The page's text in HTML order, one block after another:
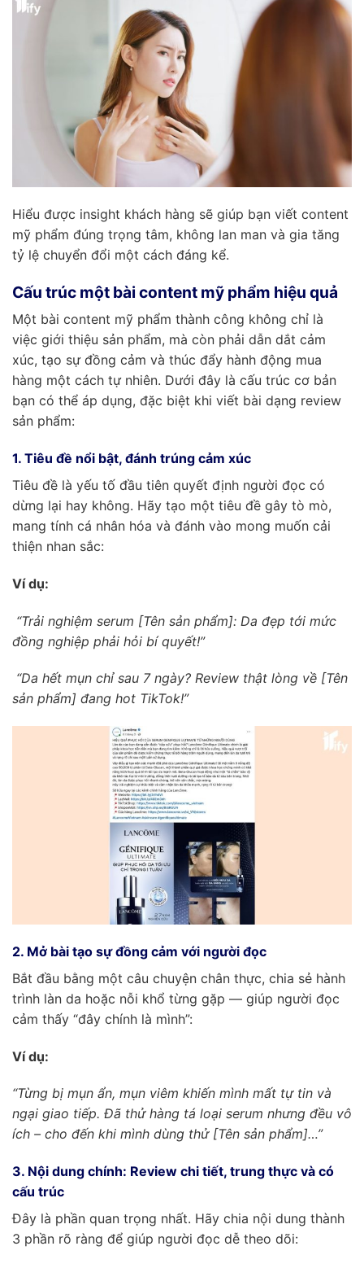
Hiểu được insight khách hàng sẽ giúp bạn viết content
mỹ phẩm đúng trọng tâm, không lan man và gia tăng
tỷ lệ chuyển đổi một cách đáng kể.
Cấu trúc một bài content mỹ phẩm hiệu quả
Một bài content mỹ phẩm thành công không chỉ là
việc giới thiệu sản phẩm, mà còn phải dẫn dắt cảm
xúc, tạo sự đồng cảm và thúc đẩy hành động mua
hàng một cách tự nhiên. Dưới đây là cấu trúc cơ bản
bạn có thể áp dụng, đặc biệt khi viết bài dạng review
sản phẩm:
1. Tiêu đề nổi bật, đánh trúng cảm xúc
Tiêu đề là yếu tố đầu tiên quyết định người đọc có
dừng lại hay không. Hãy tạo một tiêu đề gây tò mò,
mang tính cá nhân hóa và đánh vào mong muốn cải
thiện nhan sắc:
Ví dụ:
“Trải nghiệm serum [Tên sản phẩm]: Da đẹp tới mức
đồng nghiệp phải hỏi bí quyết!”
“Da hết mụn chỉ sau 7 ngày? Review thật lòng về [Tên
sản phẩm] đang hot TikTok!”
2. Mở bài tạo sự đồng cảm với người đọc
Bắt đầu bằng một câu chuyện chân thực, chia sẻ hành
trình làn da hoặc nỗi khổ từng gặp — giúp người đọc
cảm thấy “đây chính là mình”:
Ví dụ:
“Từng bị mụn ẩn, mụn viêm khiến mình mất tự tin và
ngại giao tiếp. Đã thử hàng tá loại serum nhưng đều vô
ích – cho đến khi mình dùng thử [Tên sản phẩm]…”
3. Nội dung chính: Review chi tiết, trung thực và có
cấu trúc
Đây là phần quan trọng nhất. Hãy chia nội dung thành
3 phần rõ ràng để giúp người đọc dễ theo dõi: